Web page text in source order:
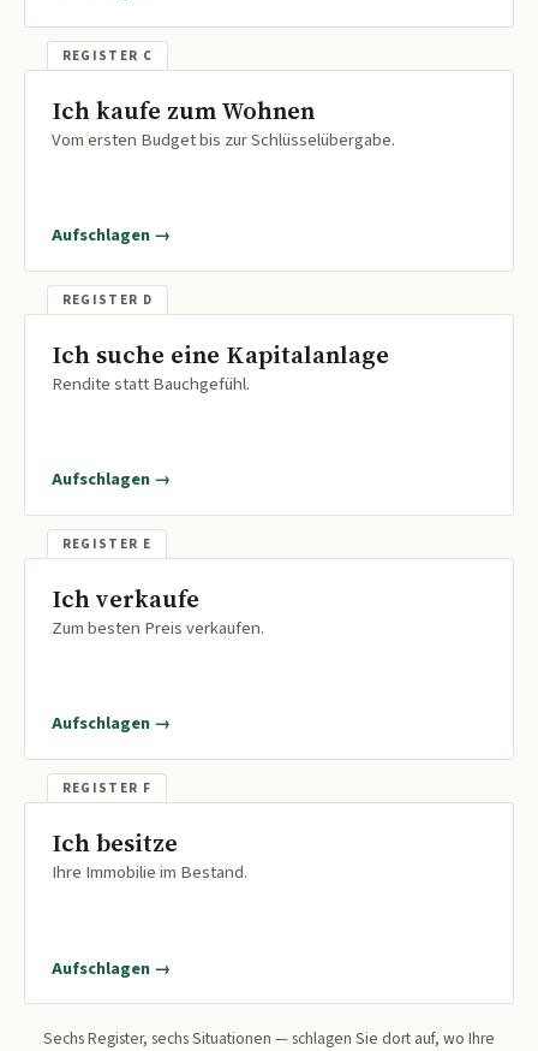
Ich kaufe zum Wohnen
Vom ersten Budget bis zur Schlüsselübergabe.
Aufschlagen →
Ich suche eine Kapitalanlage
Rendite statt Bauchgefühl.
Aufschlagen →
Ich verkaufe
Zum besten Preis verkaufen.
Aufschlagen →
Ich besitze
Ihre Immobilie im Bestand.
Aufschlagen →
Sechs Register, sechs Situationen — schlagen Sie dort auf, wo Ihre